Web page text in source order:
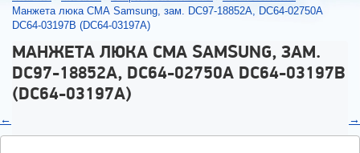
Манжета люка СМА Samsung, зам. DC97-18852A, DC64-02750A
DC64-03197B (DC64-03197A)
МАНЖЕТА ЛЮКА СМА SAMSUNG, ЗАМ.
DC97-18852A, DC64-02750A DC64-03197B
(DC64-03197A)
← →